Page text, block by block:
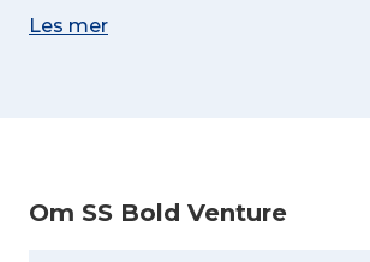
Les mer
Om SS Bold Venture